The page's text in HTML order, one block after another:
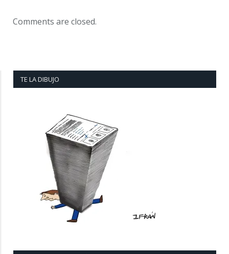
Comments are closed.
TE LA DIBUJO